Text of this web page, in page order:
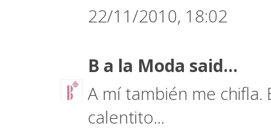
22/11/2010, 18:02
B a la Moda said...
A mí también me
calentito...